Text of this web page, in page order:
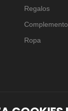
Regalos
Ropa